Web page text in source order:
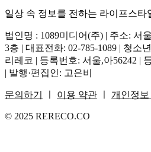
일상 속 정보를 전하는 라이프스타
법인명 : 1089미디어(주) | 주소: 서
3층 | 대표전화: 02-785-1089 | 청소
리레코 | 등록번호: 서울,아56242 |
| 발행·편집인: 고은비
문의하기 이용 약관 개인정
© 2025 RERECO.CO